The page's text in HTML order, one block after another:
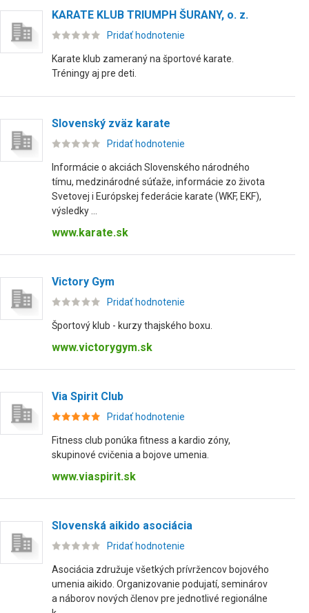
KARATE KLUB TRIUMPH ŠURANY, o. z.
Pridať hodnotenie
Karate klub zameraný na športové karate.
Tréningy aj pre deti.
Slovenský zväz karate
Pridať hodnotenie
Informácie o akciách Slovenského národného
tímu, medzinárodné súťaže, informácie zo života
Svetovej i Európskej federácie karate (WKF, EKF),
výsledky ...
www.karate.sk
Victory Gym
Pridať hodnotenie
Športový klub - kurzy thajského boxu.
www.victorygym.sk
Via Spirit Club
Pridať hodnotenie
Fitness club ponúka fitness a kardio zóny,
skupinové cvičenia a bojove umenia.
www.viaspirit.sk
Slovenská aikido asociácia
Pridať hodnotenie
Asociácia združuje všetkých prívržencov bojového
umenia aikido. Organizovanie podujatí, seminárov
a náborov nových členov pre jednotlivé regionálne